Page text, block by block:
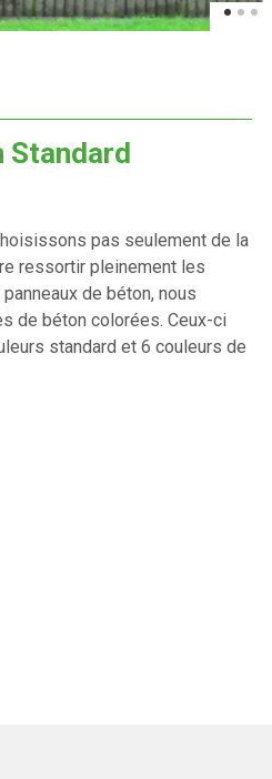
Standard
pas seulement de la
ressortir pleinement les
de béton, nous
de béton colorées. Ceux-ci
standard et 6 couleurs de